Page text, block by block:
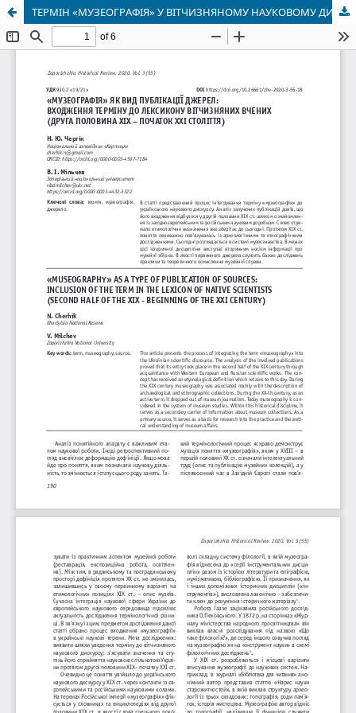
ТЕРМІН «МУЗЕОГРАФІЯ» У ВІТЧИЗНЯНОМУ НАУКОВОМУ ДИСКУРСІ ХІХ-ПОЧАТКУ ХХІ СТОЛІТТЯ